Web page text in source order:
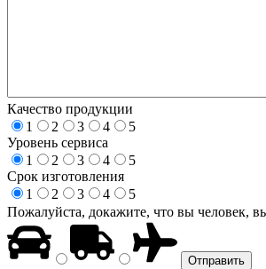
Качество продукции
1
2 3 4
5
Уровень сервиса
1
2 3 4
5
Срок изготовления
1
2 3 4
5
Пожалуйста, докажите, что вы человек,